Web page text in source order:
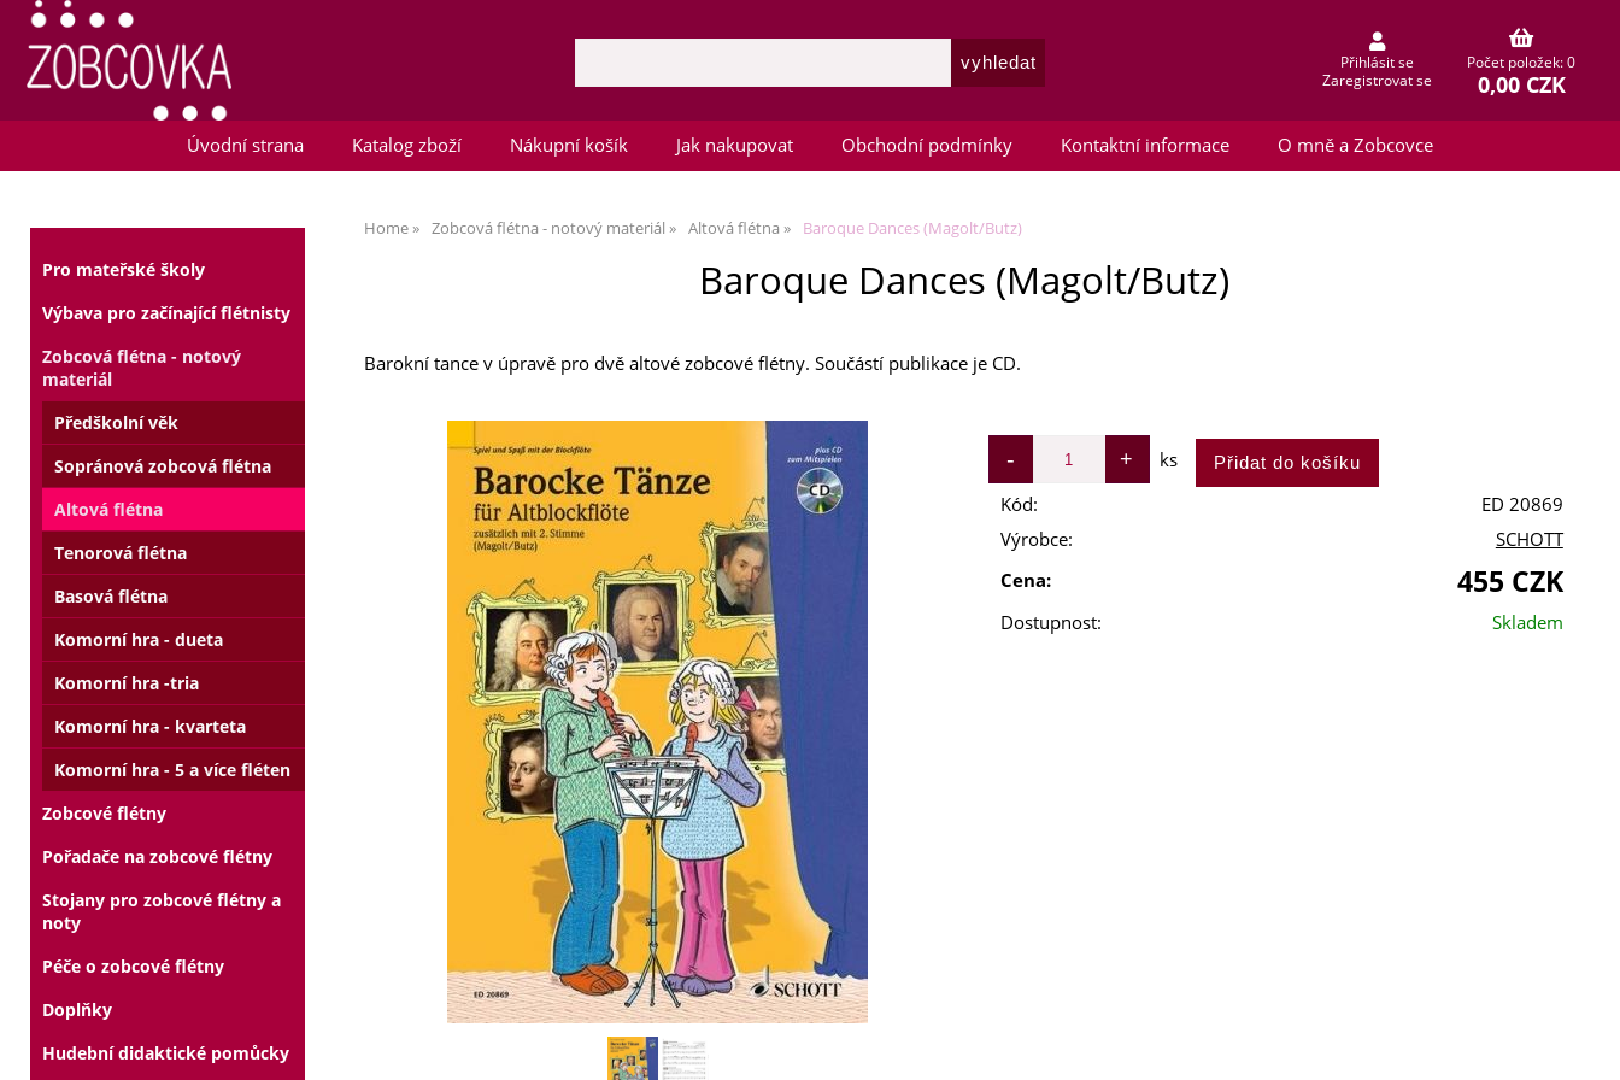
Přihlásit se
Zaregistrovat se
Počet položek: 0
0,00 CZK
Úvodní strana Katalog zboží Nákupní košík Jak nakupovat Obchodní podmínky Kontaktní informace O mně a Zobcovce
Home Zobcová flétna - notový materiál Altová flétna Baroque Dances (Magolt/Butz)
Baroque Dances (Magolt/Butz)
Barokní tance v úpravě pro dvě altové zobcové flétny. Součástí publikace je CD.
ks
Kód:
ED 20869
Výrobce:
SCHOTT
Cena:
455 CZK
Dostupnost: Skladem
Pro mateřské školy
Výbava pro začínající flétnisty
Zobcová flétna - notový
materiál
Předškolní věk
Sopránová zobcová flétna
Altová flétna
Tenorová flétna
Basová flétna
Komorní hra - dueta
Komorní hra -tria
Komorní hra - kvarteta
Komorní hra - 5 a více fléten
Zobcové flétny
Pořadače na zobcové flétny
Stojany pro zobcové flétny a
noty
Péče o zobcové flétny
Doplňky
Hudební didaktické pomůcky